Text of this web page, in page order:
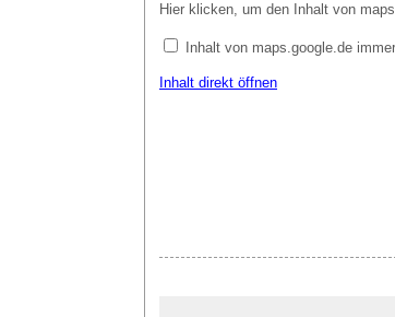
Hier klicken, um den Inhalt von
Inhalt von maps.google.de
Inhalt direkt öffnen